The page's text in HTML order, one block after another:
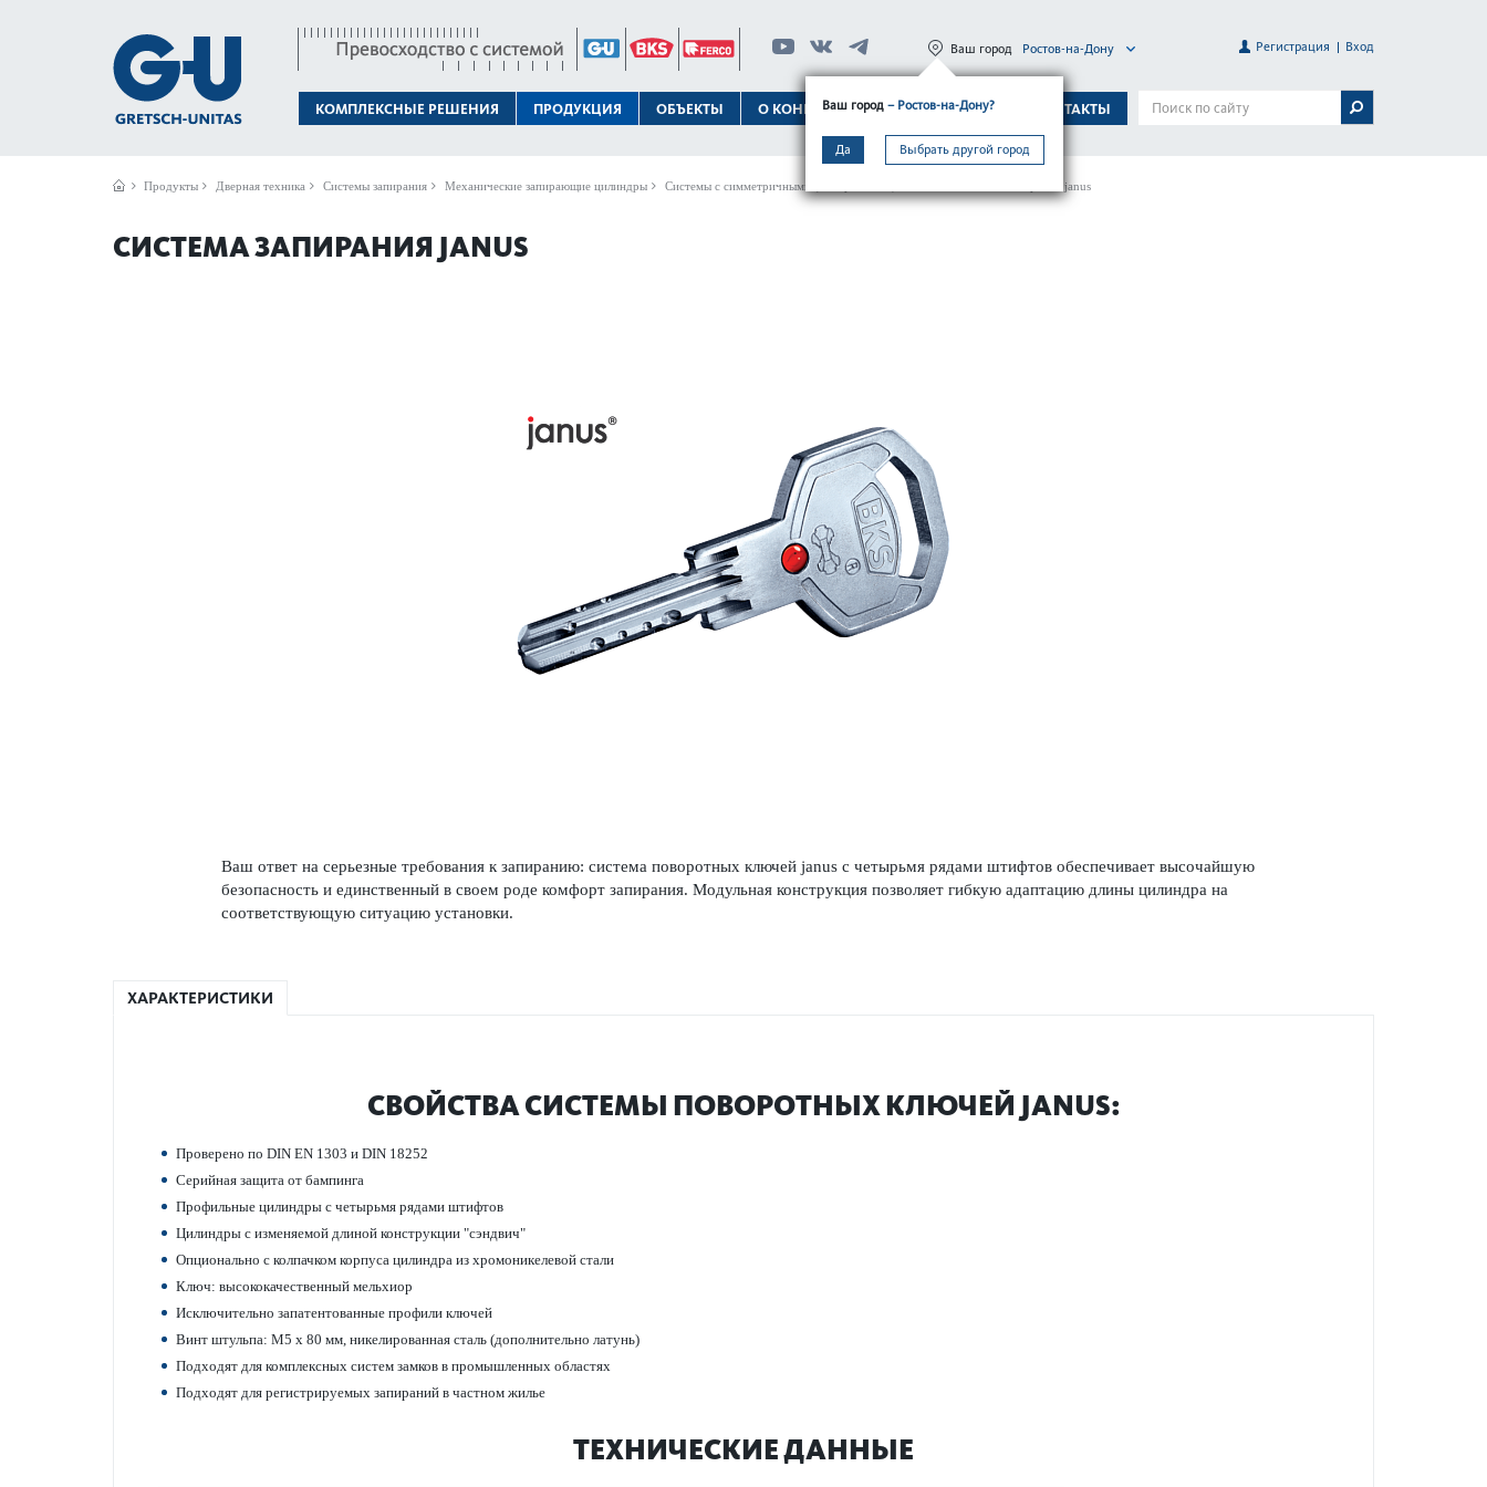
КОМПЛЕКСНЫЕ РЕШЕНИЯ ПРОДУКЦИЯ ОБЪЕКТЫ О КОНЦЕРНЕ ТЕХПОДДЕРЖКА КОНТАКТЫ
Ваш город – Ростов-на-Дону?
Да Выбрать другой город
Ваш город Ростов-на-Дону Регистрация Вход
Продукты Дверная техника Системы запирания Механические запирающие цилиндры Системы с симметричными (поворотными) ключами Система запирания janus
СИСТЕМА ЗАПИРАНИЯ JANUS
Ваш ответ на серьезные требования к запиранию: сис­тема пово­р­отных ключей janus с чет­ырьмя рядами штифтов обеспечивает выс­очайшую
безоп­асность и единственный в своем роде комфорт запирания. Модульная конструкция позв­оляет гибкую адаптацию длины цилиндра на
соотв­е­тствующую ситуацию установки.
ХАРАКТЕРИСТИКИ
СВОЙСТВА СИС­ТЕМЫ ПОВО­Р­ОТНЫХ КЛЮЧЕЙ JANUS:
Проверено по DIN EN 1303 и DIN 18252
Сер­ийная защита от бампинга
Профильные цилиндры с чет­ырьмя рядами штифтов
Цилиндры с изменяемой длиной конструкции "сэн­двич"
Опцио­н­ально с колпачком корпуса цилиндра из хро­моникел­евой стали
Ключ: выс­ококачес­твенный мельхиор
Исключительно запатентованные профили ключей
Винт штульпа: M5 x 80 мм, никелированная сталь (дополнительно латунь)
Подходят для комплексных систем замков в промыш­ленных обла­стях
Подходят для регис­триру­емых запираний в частном жилье
ТЕХНИЧЕСКИЕ ДАННЫЕ